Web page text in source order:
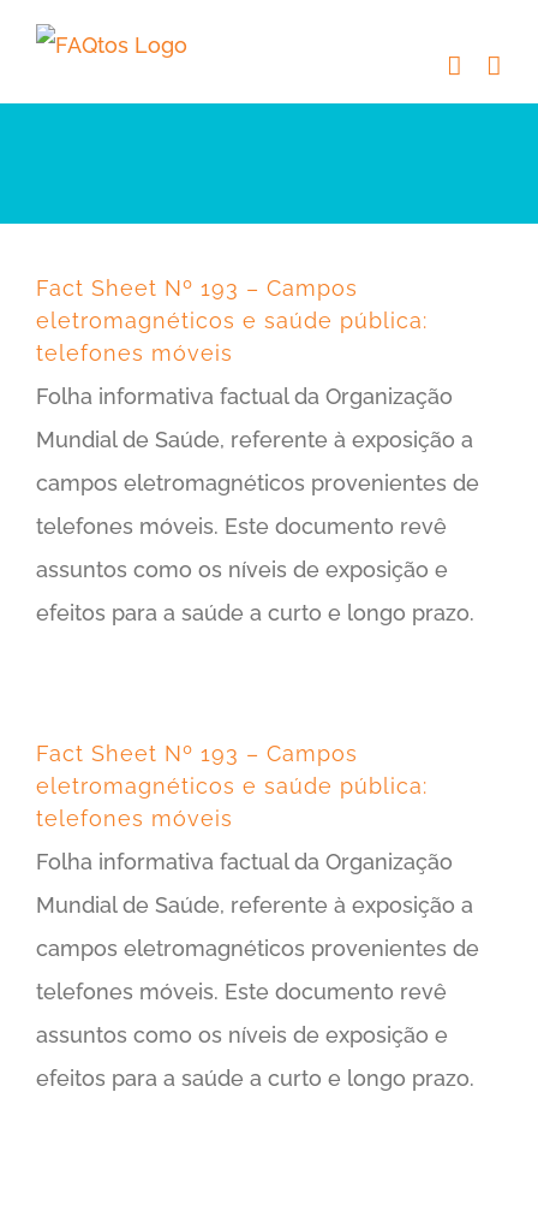
Skip
content
Fact Sheet Nº 193 – Campos
eletromagnéticos e saúde pública:
telefones móveis
Folha informativa factual da Organização
Mundial de Saúde, referente à exposição a
campos eletromagnéticos provenientes de
telefones móveis. Este documento revê
assuntos como os níveis de exposição e
efeitos para a saúde a curto e longo prazo.
Fact Sheet Nº 193 – Campos
eletromagnéticos e saúde pública:
telefones móveis
Folha informativa factual da Organização
Mundial de Saúde, referente à exposição a
campos eletromagnéticos provenientes de
telefones móveis. Este documento revê
assuntos como os níveis de exposição e
efeitos para a saúde a curto e longo prazo.